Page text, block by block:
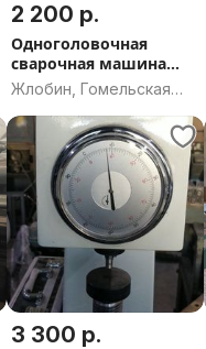
2 200 р.
Одноголовочная
сварочная машина
для ПВХ
Жлобин, Гомельская
3 300 р.